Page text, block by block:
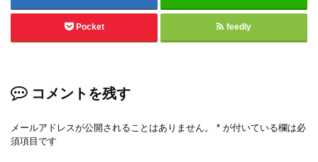
Pocket feedly
コメントを残す
メールアドレスが公開されることはありません。 * が付いている欄は必
須項目です